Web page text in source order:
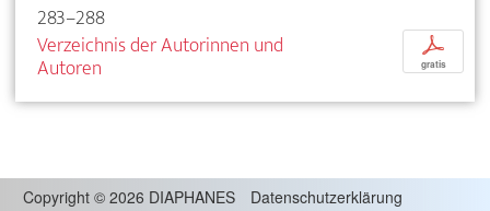
283–288
Verzeichnis der Autorinnen und
Autoren
p
gratis
Copyright © 2026 DIAPHANES Datenschutzerklärung